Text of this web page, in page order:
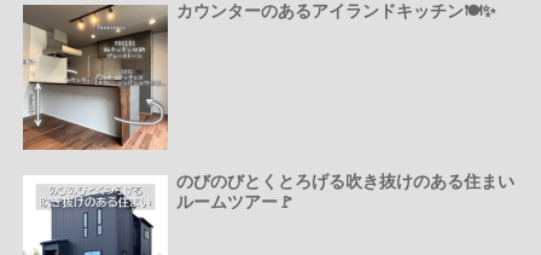
カウンターのあるアイランドキッチン🍽️✨
のびのびとくとろげる吹き抜けのある住まい
ルームツアー🚩